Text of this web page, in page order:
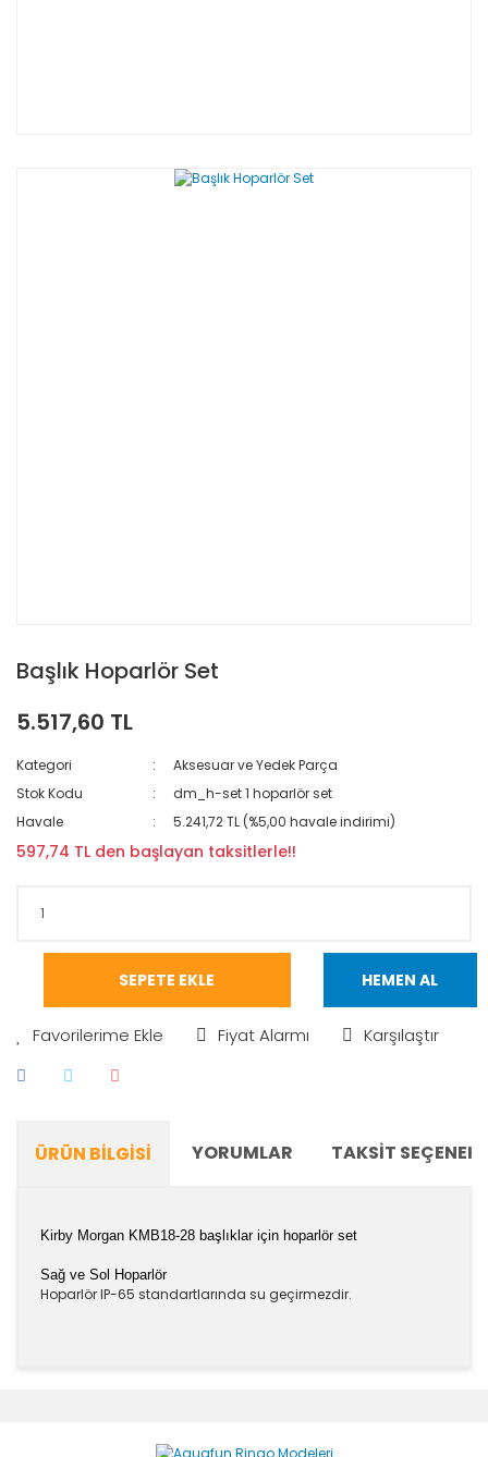
Başlık Hoparlör Set
5.517,60 TL
Kategori
Aksesuar ve Yedek Parça
Stok Kodu
dm_h-set 1 hoparlör set
Havale
5.241,72 TL (%5,00 havale indirimi)
597,74 TL den başlayan taksitlerle!!
SEPETE EKLE HEMEN AL
Fiyat Alarmı Karşılaştır
ÜRÜN BILGISI YORUMLAR TAKSIT
Kirby Morgan KMB18-28 başlıklar için hoparlör set
Sağ ve Sol Hoparlör
Hoparlör IP-65 standartlarında su geçirmezdir.